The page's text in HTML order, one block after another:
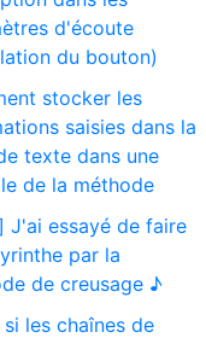
d'écoute
du bouton)
stocker les
saisies dans la
texte dans une
de la méthode
J'ai essayé de faire
par la
de creusage ♪
les chaînes de